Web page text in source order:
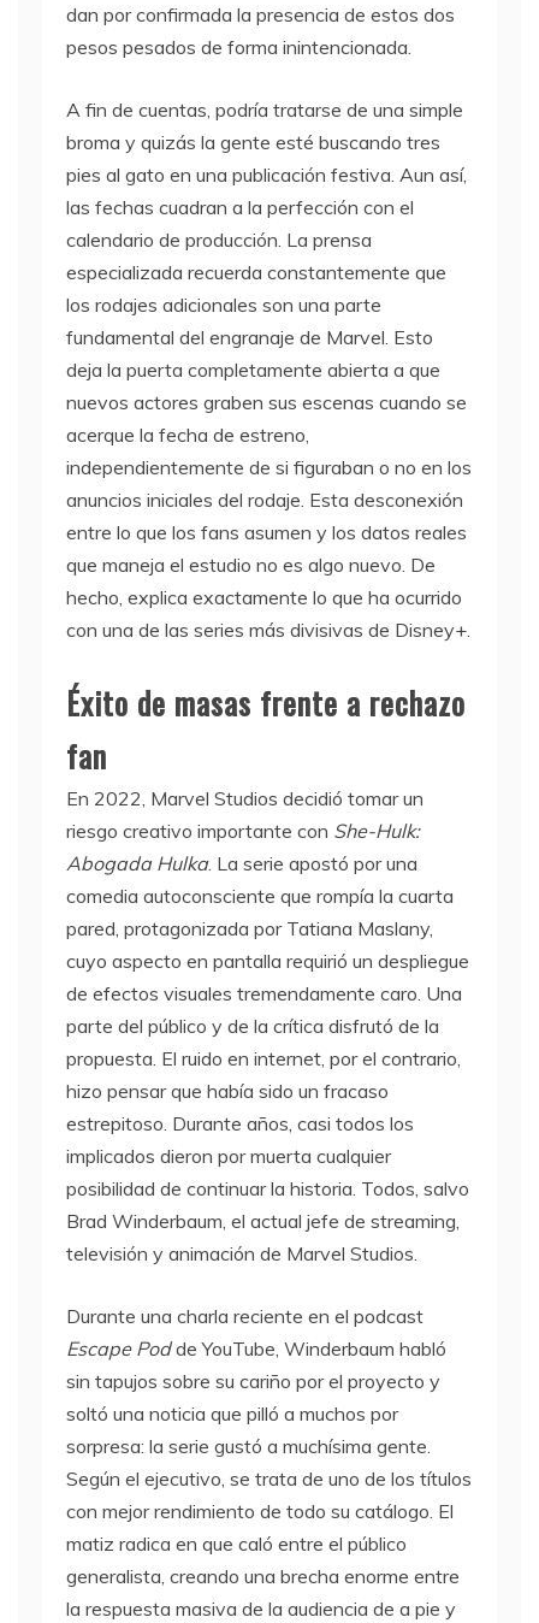
dan por confirmada la presencia de estos dos
pesos pesados de forma inintencionada.
A fin de cuentas, podría tratarse de una simple
broma y quizás la gente esté buscando tres
pies al gato en una publicación festiva. Aun así,
las fechas cuadran a la perfección con el
calendario de producción. La prensa
especializada recuerda constantemente que
los rodajes adicionales son una parte
fundamental del engranaje de Marvel. Esto
deja la puerta completamente abierta a que
nuevos actores graben sus escenas cuando se
acerque la fecha de estreno,
independientemente de si figuraban o no en los
anuncios iniciales del rodaje. Esta desconexión
entre lo que los fans asumen y los datos reales
que maneja el estudio no es algo nuevo. De
hecho, explica exactamente lo que ha ocurrido
con una de las series más divisivas de Disney+.
Éxito de masas frente a rechazo
fan
En 2022, Marvel Studios decidió tomar un
riesgo creativo importante con She-Hulk:
Abogada Hulka. La serie apostó por una
comedia autoconsciente que rompía la cuarta
pared, protagonizada por Tatiana Maslany,
cuyo aspecto en pantalla requirió un despliegue
de efectos visuales tremendamente caro. Una
parte del público y de la crítica disfrutó de la
propuesta. El ruido en internet, por el contrario,
hizo pensar que había sido un fracaso
estrepitoso. Durante años, casi todos los
implicados dieron por muerta cualquier
posibilidad de continuar la historia. Todos, salvo
Brad Winderbaum, el actual jefe de streaming,
televisión y animación de Marvel Studios.
Durante una charla reciente en el podcast
Escape Podde YouTube, Winderbaum habló
sin tapujos sobre su cariño por el proyecto y
soltó una noticia que pilló a muchos por
sorpresa: la serie gustó a muchísima gente.
Según el ejecutivo, se trata de uno de los títulos
con mejor rendimiento de todo su catálogo. El
matiz radica en que caló entre el público
generalista, creando una brecha enorme entre
la respuesta masiva de la audiencia de a pie y